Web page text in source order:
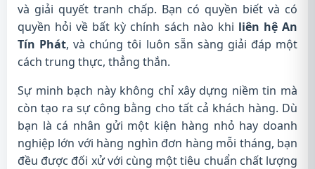
và giải quyết tranh chấp. Bạn có quyền biết và có
quyền hỏi về bất kỳ chính sách nào khi liên hệ An
Tín Phát, và chúng tôi luôn sẵn sàng giải đáp một
cách trung thực, thẳng thắn.
Sự minh bạch này không chỉ xây dựng niềm tin mà
còn tạo ra sự công bằng cho tất cả khách hàng. Dù
bạn là cá nhân gửi một kiện hàng nhỏ hay doanh
nghiệp lớn với hàng nghìn đơn hàng mỗi tháng, bạn
đều được đối xử với cùng một tiêu chuẩn chất lượng